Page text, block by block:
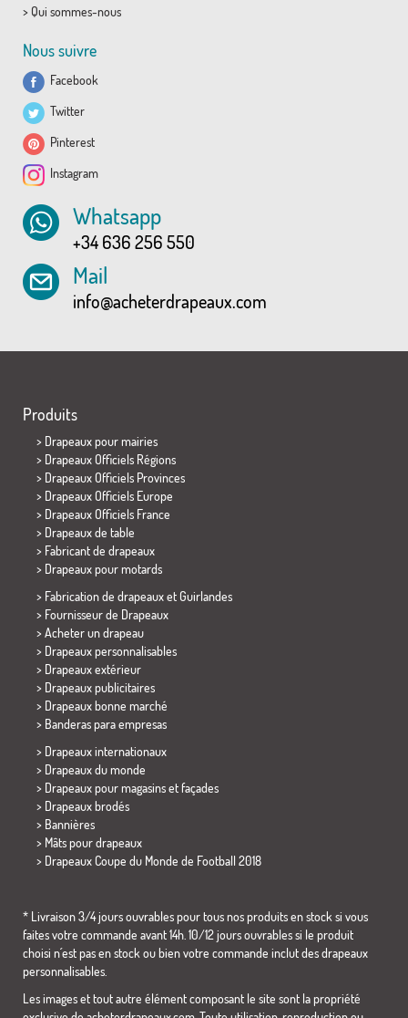
> Qui sommes-nous
Nous suivre
Facebook
Twitter
Pinterest
Instagram
Whatsapp
+34 636 256 550
Mail
info@acheterdrapeaux.com
Produits
> Drapeaux pour mairies
> Drapeaux Officiels Régions
> Drapeaux Officiels Provinces
> Drapeaux Officiels Europe
> Drapeaux Officiels France
> Drapeaux de table
> Fabricant de drapeaux
> Drapeaux pour motards
> Fabrication de drapeaux et Guirlandes
> Fournisseur de Drapeaux
> Acheter un drapeau
> Drapeaux personnalisables
> Drapeaux extérieur
> Drapeaux publicitaires
> Drapeaux bonne marché
> Banderas para empresas
> Drapeaux internationaux
> Drapeaux du monde
> Drapeaux pour magasins et façades
> Drapeaux brodés
> Bannières
> Mâts pour drapeaux
> Drapeaux Coupe du Monde de Football 2018
* Livraison 3/4 jours ouvrables pour tous nos produits en stock si vous
faites votre commande avant 14h. 10/12 jours ouvrables si le produit
choisi n´est pas en stock ou bien votre commande inclut des drapeaux
personnalisables.
Les images et tout autre élément composant le site sont la propriété